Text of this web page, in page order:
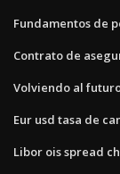
Fundamentos de
Contrato de
Volviendo al
Eur usd tasa de
Libor ois spread